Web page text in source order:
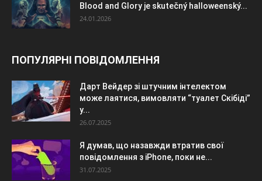
Blood and Glory je skutečný halloweenský...
24.01.2026
ПОПУЛЯРНІ ПОВІДОМЛЕННЯ
Дарт Вейдер зі штучним інтелектом
може лаятися, вимовляти “туалет Скібіді”
у...
26.07.2025
Я думав, що назавжди втратив свої
повідомлення з iPhone, поки не...
31.07.2025